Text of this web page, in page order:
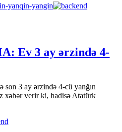
Ev 3 ay ərzində 4-
son 3 ay ərzində 4-cü yanğın
xəbər verir ki, hadisə Atatürk